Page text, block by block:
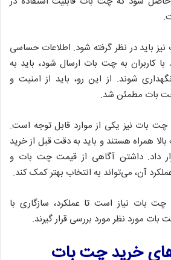
باید در نظر گرفته شود. اطلاعات حساسی
کاربران به چت بات ارسال شود، باید به
شوند. از این رو، باید از امنیت و
بات مطمئن شد.
چت بات نیز یکی از موارد قابل توجه است.
همراه هستند و باید به دقت قبل از خرید
داد. داشتن آگاهی از قیمت چت بات و
آن، می‌تواند به انتخاب بهتر کمک کند.
بات نیاز است تا عملکرد، سازگاری با
مورد نظر مورد بررسی قرار گیرند.
خرید چت بات